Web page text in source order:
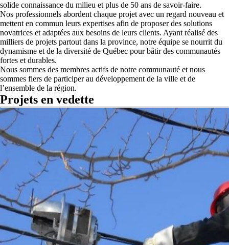
solide connaissance du milieu et plus de 50 ans de savoir-faire.
Nos professionnels abordent chaque projet avec un regard nouveau et
mettent en commun leurs expertises afin de proposer des solutions
novatrices et adaptées aux besoins de leurs clients. Ayant réalisé des
milliers de projets partout dans la province, notre équipe se nourrit du
dynamisme et de la diversité de Québec pour bâtir des communautés
fortes et durables.
Nous sommes des membres actifs de notre communauté et nous
sommes fiers de participer au développement de la ville et de
l’ensemble de la région.
Projets en vedette